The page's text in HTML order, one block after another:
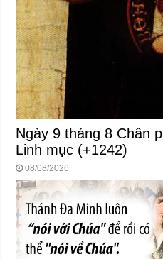
Ngày 9 tháng 8 Chân
Linh mục (+1242)
08/08/2026